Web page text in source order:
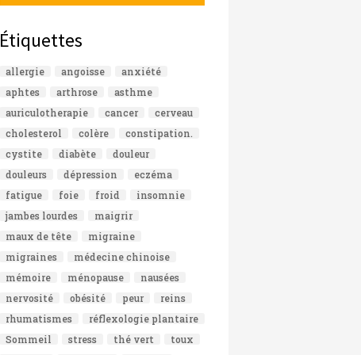
Étiquettes
allergie angoisse
anxiété
aphtes
arthrose
asthme
auriculotherapie
cancer
cerveau
cholesterol
colère
constipation.
cystite
diabète
douleur
douleurs
dépression
eczéma
fatigue
foie froid
insomnie
jambes lourdes
maigrir
maux de tête
migraine
migraines
médecine chinoise
mémoire
ménopause
nausées
nervosité
obésité peur
reins
rhumatismes
réflexologie plantaire
Sommeil
stress thé vert
toux